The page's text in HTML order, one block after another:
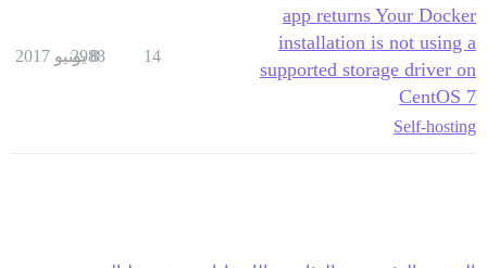
app returns Your Docker
installation is not using a
supported storage driver on
CentOS 7
Self-hosting
14
2988
8 يونيو 2017